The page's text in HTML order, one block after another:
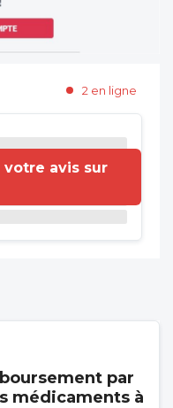
2 en ligne
avis sur
par
médicaments à